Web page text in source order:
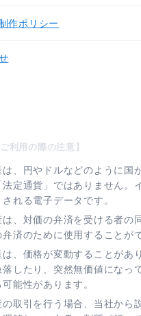
作ポリシー
利用の際の注意】
、円やドルなどのように国
法定通貨」ではありません。
れる電子データです。
、対価の弁済を受ける者の
弁済のために使⽤することが
、価格が変動することがあ
したり、突然無価値になっ
能性があります。
取引を行う場合、当社から